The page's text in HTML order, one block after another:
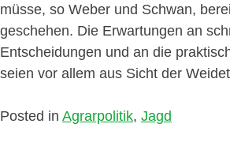
müsse, so Weber und Schwan,
geschehen. Die Erwartungen an
Entscheidungen und an die
seien vor allem aus Sicht der
Posted in Agrarpolitik, Jagd